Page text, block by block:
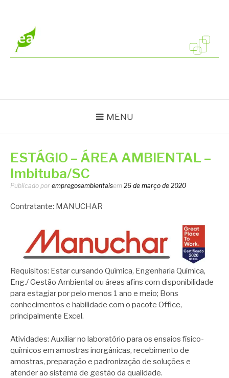
conteúdo
MENU
ESTÁGIO – ÁREA AMBIENTAL –
Imbituba/SC
Publicado por empregosambientaisem 26 de março de 2020
Contratante: MANUCHAR
Requisitos: Estar cursando Química, Engenharia Química,
Eng./ Gestão Ambiental ou áreas afins com disponibilidade
para estagiar por pelo menos 1 ano e meio; Bons
conhecimentos e habilidade com o pacote Office,
principalmente Excel.
Atividades: Auxiliar no laboratório para os ensaios físico-
químicos em amostras inorgânicas, recebimento de
amostras, preparação e padronização de soluções e
atender ao sistema de gestão da qualidade.